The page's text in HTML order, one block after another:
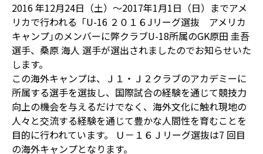
2016 年12月24日（土）～2017年1月1日（日）までアメ
リカで行われる「U-16 ２０１６Jリーグ選抜 アメリカ
キャンプ｣のメンバーに弊クラブU-18所属のGK原田 圭吾
選手、桑原 海人 選手が選出されましたのでお知らせいた
します。
この海外キャンプは、Ｊ１・Ｊ２クラブのアカデミーに
所属する選手を選抜し、国際試合の経験を通じて競技力
向上の機会を与えるだけでなく、海外文化に触れ現地の
人々と交流する経験を通じて豊かな人間性を育むことを
目的に行われています。 Ｕ－１６Ｊリーグ選抜は7 回目
の海外キャンプとなります。